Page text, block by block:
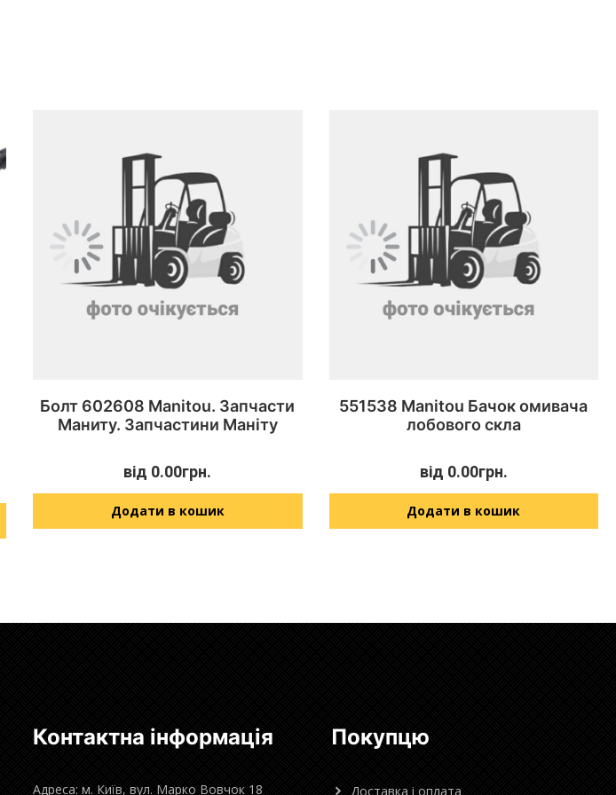
Болт 602608 Manitou. Запчасти
Маниту. Запчастини Маніту
від 0.00грн.
Додати в кошик
551538 Manitou Бачок омивача
лобового скла
від 0.00грн.
Додати в кошик
Контактна інформація
Адреса: м. Київ, вул. Марко Вовчок 18
Покупцю
Доставка і оплата